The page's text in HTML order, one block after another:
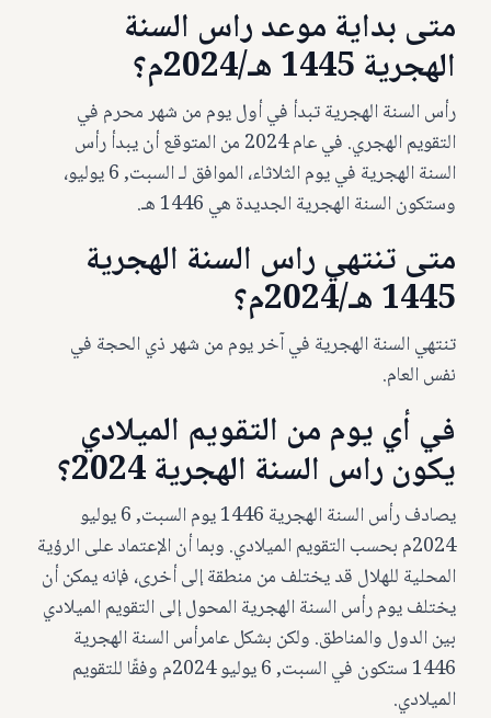
متى بداية موعد راس السنة
الهجرية 1445 هـ/2024م؟
رأس السنة الهجرية تبدأ في أول يوم من شهر محرم في
التقويم الهجري. في عام 2024 من المتوقع أن يبدأ رأس
السنة الهجرية في يوم الثلاثاء، الموافق لـ السبت, 6 يوليو،
وستكون السنة الهجرية الجديدة هي 1446 هـ.
متى تنتهي راس السنة الهجرية
1445 هـ/2024م؟
تنتهي السنة الهجرية في آخر يوم من شهر ذي الحجة في
نفس العام.
في أي يوم من التقويم الميلادي
يكون راس السنة الهجرية 2024؟
يصادف رأس السنة الهجرية 1446 يوم السبت, 6 يوليو
2024م بحسب التقويم الميلادي. وبما أن الإعتماد على الرؤية
المحلية للهلال قد يختلف من منطقة إلى أخرى، فإنه يمكن أن
يختلف يوم رأس السنة الهجرية المحول إلى التقويم الميلادي
بين الدول والمناطق. ولكن بشكل عامرأس السنة الهجرية
1446 ستكون في السبت, 6 يوليو 2024م وفقًا للتقويم
الميلادي.